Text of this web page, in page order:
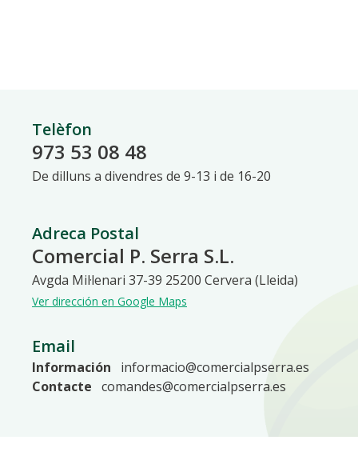
Telèfon
973 53 08 48
De dilluns a divendres de 9-13 i de 16-20
Adreca Postal
Comercial P. Serra S.L.
Avgda Mil·lenari 37-39 25200 Cervera (Lleida)
Ver dirección en Google Maps
Email
Información
informacio@comercialpserra.es
Contacte comandes@comercialpserra.es